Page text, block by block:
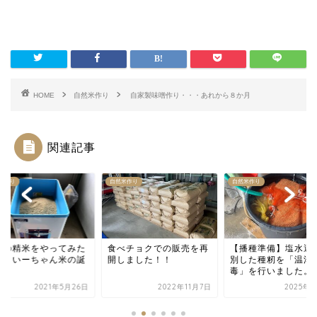
HOME 自然米作り 自家製味噌作り・・・あれから８か月
関連記事
作り
チョクでの販売を再
ました！！
2022年11月7日
自然米作り
【播種準備】塩水選で選
別した種籾を「温湯消
2025年5月1日
自然米作り
冬季湛水田の様子
2026年1